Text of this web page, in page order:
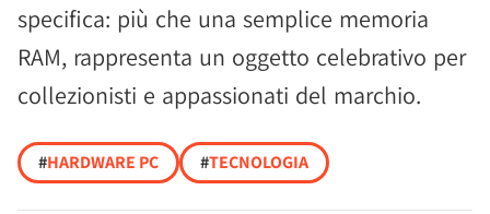
specifica: più che una semplice memoria
RAM, rappresenta un oggetto celebrativo per
collezionisti e appassionati del marchio.
#HARDWARE PC #TECNOLOGIA